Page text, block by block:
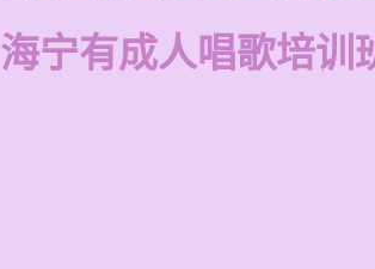
海宁有成人唱歌培训